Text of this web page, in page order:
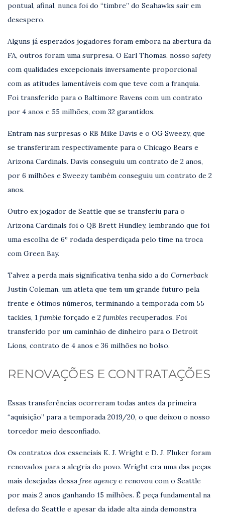
pontual, afinal, nunca foi do “timbre” do Seahawks sair em
desespero.
Alguns já esperados jogadores foram embora na abertura da
FA, outros foram uma surpresa. O Earl Thomas, nosso safety
com qualidades excepcionais inversamente proporcional
com as atitudes lamentáveis com que teve com a franquia.
Foi transferido para o Baltimore Ravens com um contrato
por 4 anos e 55 milhões, com 32 garantidos.
Entram nas surpresas o RB Mike Davis e o OG Sweezy, que
se transferiram respectivamente para o Chicago Bears e
Arizona Cardinals. Davis conseguiu um contrato de 2 anos,
por 6 milhões e Sweezy também conseguiu um contrato de 2
anos.
Outro ex jogador de Seattle que se transferiu para o
Arizona Cardinals foi o QB Brett Hundley, lembrando que foi
uma escolha de 6º rodada desperdiçada pelo time na troca
com Green Bay.
Talvez a perda mais significativa tenha sido a do Cornerback
Justin Coleman, um atleta que tem um grande futuro pela
frente e ótimos números, terminando a temporada com 55
tackles, 1 fumble forçado e 2 fumbles recuperados. Foi
transferido por um caminhão de dinheiro para o Detroit
Lions, contrato de 4 anos e 36 milhões no bolso.
RENOVAÇÕES E CONTRATAÇÕES
Essas transferências ocorreram todas antes da primeira
“aquisição” para a temporada 2019/20, o que deixou o nosso
torcedor meio desconfiado.
Os contratos dos essenciais K. J. Wright e D. J. Fluker foram
renovados para a alegria do povo. Wright era uma das peças
mais desejadas dessa free agency e renovou com o Seattle
por mais 2 anos ganhando 15 milhões. É peça fundamental na
defesa do Seattle e apesar da idade alta ainda demonstra